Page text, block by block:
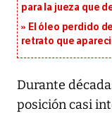
para la jueza que
El óleo perdido
retrato que
Durante
posición casi